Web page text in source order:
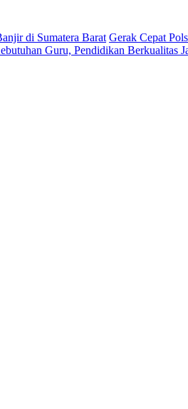
di Sumatera Barat Gerak Cepat
Guru, Pendidikan Berkualitas